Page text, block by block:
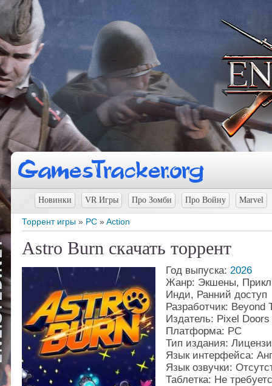
Новинки VR Игры Про Зомби Про Войну Marvel
Торрент игры » PC »Action
Astro Burn скачать торрент
Год выпуска: 2026
Жанр: Экшены,
Инди, Ранний доступ
Разработчик: Beyond
Издатель: Pixel Doors
Платформа: PC
Тип издания:
Язык интерфейса:
Язык озвучки:
Таблeтка: Не